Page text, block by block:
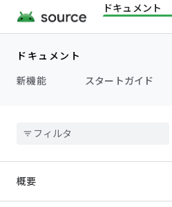
ドキュメント
ドキュメント
新機能
スタートガイド
概要